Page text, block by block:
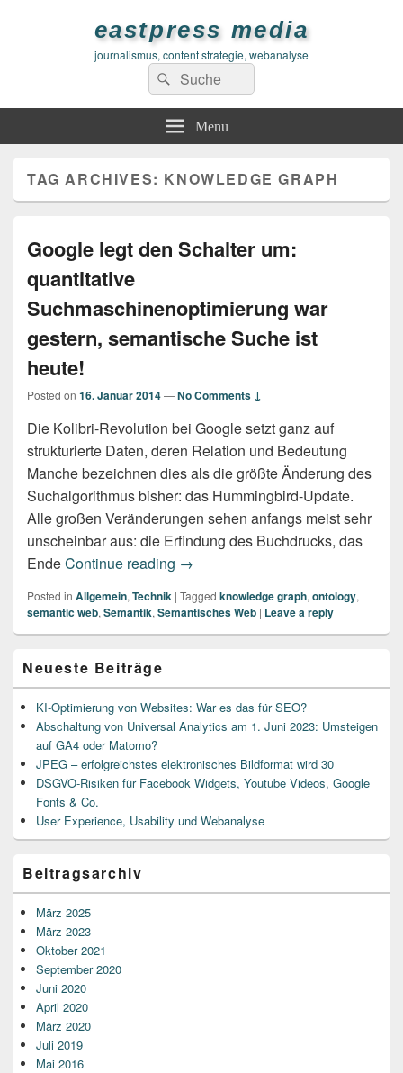
eastpress media
journalismus, content strategie, webanalyse
Search
for:
Search
Menu
TAG ARCHIVES: KNOWLEDGE GRAPH
Google legt den Schalter um:
quantitative
Suchmaschinenoptimierung war
gestern, semantische Suche ist
heute!
Posted on 16. Januar 2014—No Comments ↓
Die Kolibri-Revolution bei Google setzt ganz auf
strukturierte Daten, deren Relation und Bedeutung
Manche bezeichnen dies als die größte Änderung des
Suchalgorithmus bisher: das Hummingbird-Update.
Alle großen Veränderungen sehen anfangs meist sehr
unscheinbar aus: die Erfindung des Buchdrucks, das
EndeContinue reading Google legt den Schalter um:
→
Posted in Allgemein, Technik | Tagged knowledge graph, ontology,
semantic web, Semantik, Semantisches Web | Leave a reply
Sidebar
Widget
Area
Neueste Beiträge
KI-Optimierung von Websites: War es das für SEO?
Abschaltung von Universal Analytics am 1. Juni 2023: Umsteigen
auf GA4 oder Matomo?
JPEG – erfolgreichstes elektronisches Bildformat wird 30
DSGVO-Risiken für Facebook Widgets, Youtube Videos, Google
Fonts & Co.
User Experience, Usability und Webanalyse
Beitragsarchiv
März 2025
März 2023
Oktober 2021
September 2020
Juni 2020
April 2020
März 2020
Juli 2019
Mai 2016